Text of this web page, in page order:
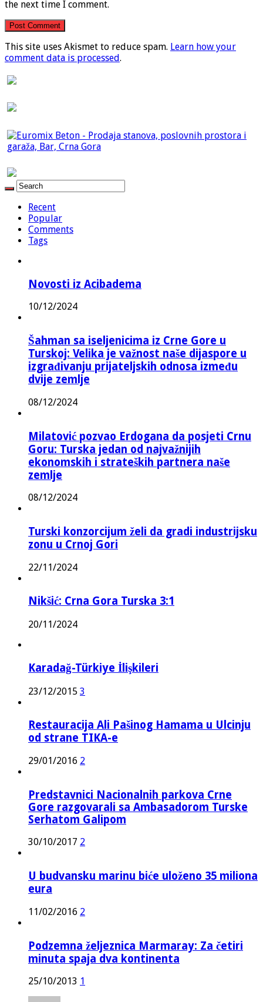
the next time I comment.
This site uses Akismet to reduce spam. Learn how your
comment data is processed.
Recent
Popular
Comments
Tags
Novosti iz Acibadema
10/12/2024
Šahman sa iseljenicima iz Crne Gore u
Turskoj: Velika je važnost naše dijaspore u
izgrađivanju prijateljskih odnosa između
dvije zemlje
08/12/2024
Milatović pozvao Erdogana da posjeti Crnu
Goru: Turska jedan od najvažnijih
ekonomskih i strateških partnera naše
zemlje
08/12/2024
Turski konzorcijum želi da gradi industrijsku
zonu u Crnoj Gori
22/11/2024
Nikšić: Crna Gora Turska 3:1
20/11/2024
Karadağ-Türkiye İlişkileri
23/12/2015 3
Restauracija Ali Pašinog Hamama u Ulcinju
od strane TIKA-e
29/01/2016 2
Predstavnici Nacionalnih parkova Crne
Gore razgovarali sa Ambasadorom Turske
Serhatom Galipom
30/10/2017 2
U budvansku marinu biće uloženo 35 miliona
eura
11/02/2016 2
Podzemna željeznica Marmaray: Za četiri
minuta spaja dva kontinenta
25/10/2013 1